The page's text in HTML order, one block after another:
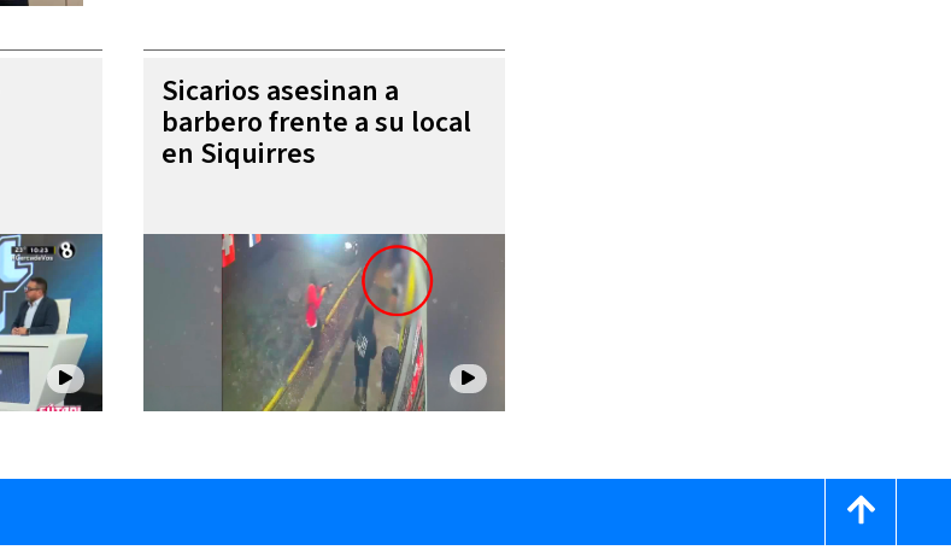
Sicarios asesinan a
barbero frente a su local
en Siquirres